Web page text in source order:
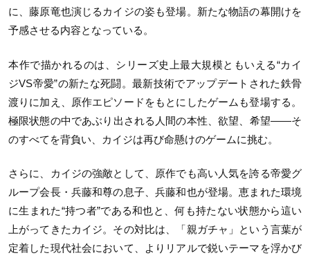
に、藤原竜也演じるカイジの姿も登場。新たな物語の幕開けを
予感させる内容となっている。
本作で描かれるのは、シリーズ史上最大規模ともいえる“カイ
ジVS帝愛”の新たな死闘。最新技術でアップデートされた鉄骨
渡りに加え、原作エピソードをもとにしたゲームも登場する。
極限状態の中であぶり出される人間の本性、欲望、希望――そ
のすべてを背負い、カイジは再び命懸けのゲームに挑む。
さらに、カイジの強敵として、原作でも高い人気を誇る帝愛グ
ループ会長・兵藤和尊の息子、兵藤和也が登場。恵まれた環境
に生まれた“持つ者”である和也と、何も持たない状態から這い
上がってきたカイジ。その対比は、「親ガチャ」という言葉が
定着した現代社会において、よりリアルで鋭いテーマを浮かび